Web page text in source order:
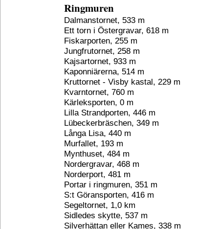
Ringmuren
Dalmanstornet, 533 m
Ett torn i Östergravar, 618 m
Fiskarporten, 255 m
Jungfrutornet, 258 m
Kajsartornet, 933 m
Kaponniärerna, 514 m
Kruttornet - Visby kastal, 229 m
Kvarntornet, 760 m
Kärleksporten, 0 m
Lilla Strandporten, 446 m
Lübeckerbräschen, 349 m
Långa Lisa, 440 m
Murfallet, 193 m
Mynthuset, 484 m
Nordergravar, 468 m
Norderport, 481 m
Portar i ringmuren, 351 m
S:t Göransporten, 416 m
Segeltornet, 1,0 km
Sidledes skytte, 537 m
Silverhättan eller Kames, 338 m